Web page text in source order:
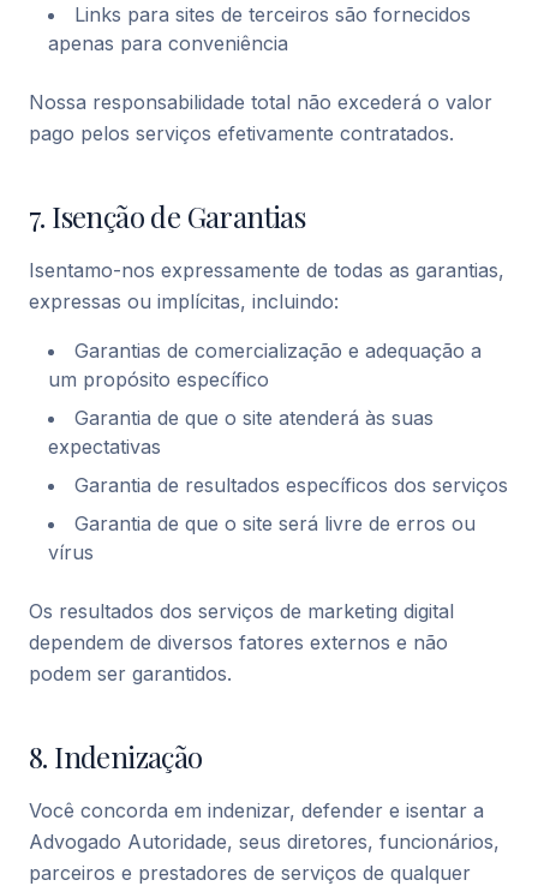
Links para sites de terceiros são fornecidos
apenas para conveniência
Nossa responsabilidade total não excederá o valor
pago pelos serviços efetivamente contratados.
7. Isenção de Garantias
Isentamo-nos expressamente de todas as garantias,
expressas ou implícitas, incluindo:
Garantias de comercialização e adequação a
um propósito específico
Garantia de que o site atenderá às suas
expectativas
Garantia de resultados específicos dos serviços
Garantia de que o site será livre de erros ou
vírus
Os resultados dos serviços de marketing digital
dependem de diversos fatores externos e não
podem ser garantidos.
8. Indenização
Você concorda em indenizar, defender e isentar a
Advogado Autoridade, seus diretores, funcionários,
parceiros e prestadores de serviços de qualquer